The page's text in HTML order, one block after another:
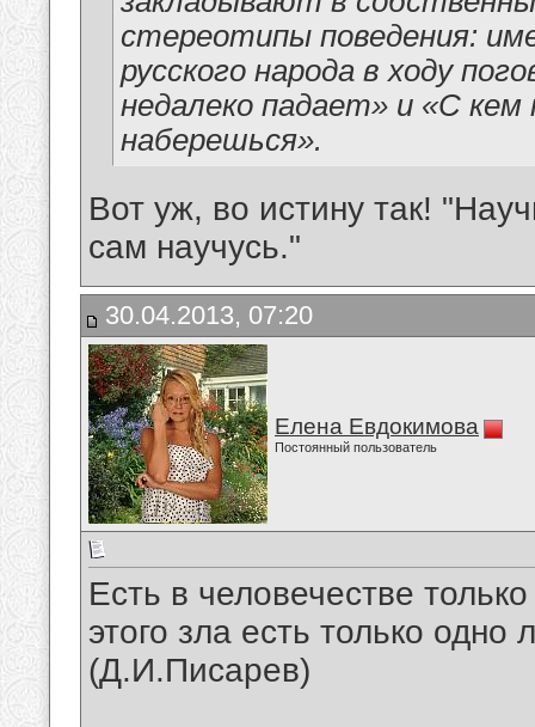
стереотипы поведения:
русского народа в ходу
недалеко падает» и «С
наберешься».
Вот уж, во истину так!
сам научусь."
30.04.2013, 07:20
Елена Евдокимова
Постоянный пользователь
Есть в человечестве
этого зла есть только одно
(Д.И.Писарев)